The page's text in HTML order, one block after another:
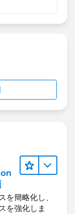
を簡略化し、
を強化しま